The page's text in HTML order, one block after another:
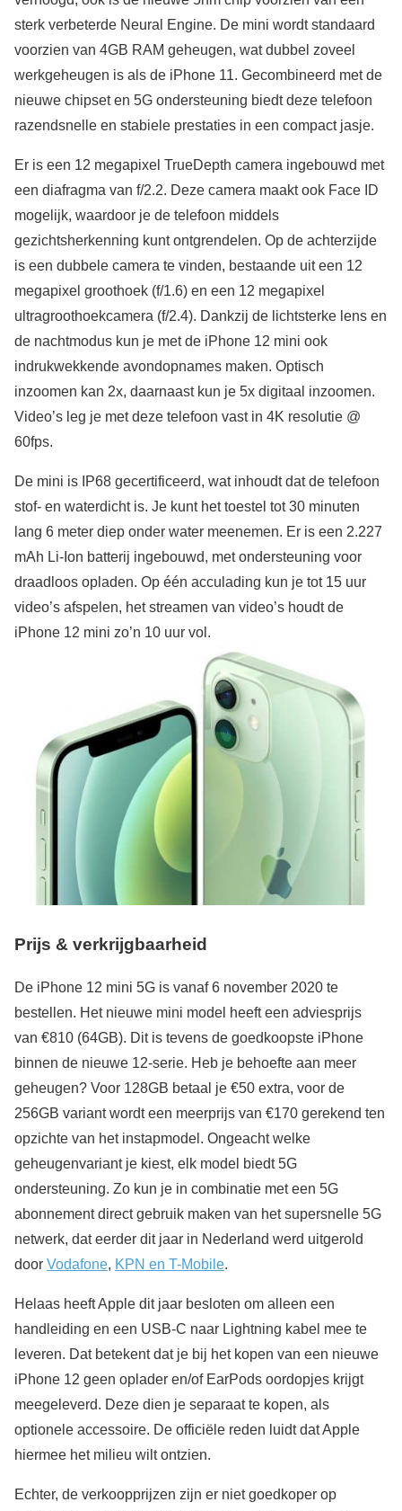
sterk verbeterde Neural Engine. De mini wordt standaard
voorzien van 4GB RAM geheugen, wat dubbel zoveel
werkgeheugen is als de iPhone 11. Gecombineerd met de
nieuwe chipset en 5G ondersteuning biedt deze telefoon
razendsnelle en stabiele prestaties in een compact jasje.
Er is een 12 megapixel TrueDepth camera ingebouwd met
een diafragma van f/2.2. Deze camera maakt ook Face ID
mogelijk, waardoor je de telefoon middels
gezichtsherkenning kunt ontgrendelen. Op de achterzijde
is een dubbele camera te vinden, bestaande uit een 12
megapixel groothoek (f/1.6) en een 12 megapixel
ultragroothoekcamera (f/2.4). Dankzij de lichtsterke lens en
de nachtmodus kun je met de iPhone 12 mini ook
indrukwekkende avondopnames maken. Optisch
inzoomen kan 2x, daarnaast kun je 5x digitaal inzoomen.
Video’s leg je met deze telefoon vast in 4K resolutie @
60fps.
De mini is IP68 gecertificeerd, wat inhoudt dat de telefoon
stof- en waterdicht is. Je kunt het toestel tot 30 minuten
lang 6 meter diep onder water meenemen. Er is een 2.227
mAh Li-Ion batterij ingebouwd, met ondersteuning voor
draadloos opladen. Op één acculading kun je tot 15 uur
video’s afspelen, het streamen van video’s houdt de
iPhone 12 mini zo’n 10 uur vol.
Prijs & verkrijgbaarheid
De iPhone 12 mini 5G is vanaf 6 november 2020 te
bestellen. Het nieuwe mini model heeft een adviesprijs
van €810 (64GB). Dit is tevens de goedkoopste iPhone
binnen de nieuwe 12-serie. Heb je behoefte aan meer
geheugen? Voor 128GB betaal je €50 extra, voor de
256GB variant wordt een meerprijs van €170 gerekend ten
opzichte van het instapmodel. Ongeacht welke
geheugenvariant je kiest, elk model biedt 5G
ondersteuning. Zo kun je in combinatie met een 5G
abonnement direct gebruik maken van het supersnelle 5G
netwerk, dat eerder dit jaar in Nederland werd uitgerold
door Vodafone, KPN en T-Mobile.
Helaas heeft Apple dit jaar besloten om alleen een
handleiding en een USB-C naar Lightning kabel mee te
leveren. Dat betekent dat je bij het kopen van een nieuwe
iPhone 12 geen oplader en/of EarPods oordopjes krijgt
meegeleverd. Deze dien je separaat te kopen, als
optionele accessoire. De officiële reden luidt dat Apple
hiermee het milieu wilt ontzien.
Echter, de verkoopprijzen zijn er niet goedkoper op